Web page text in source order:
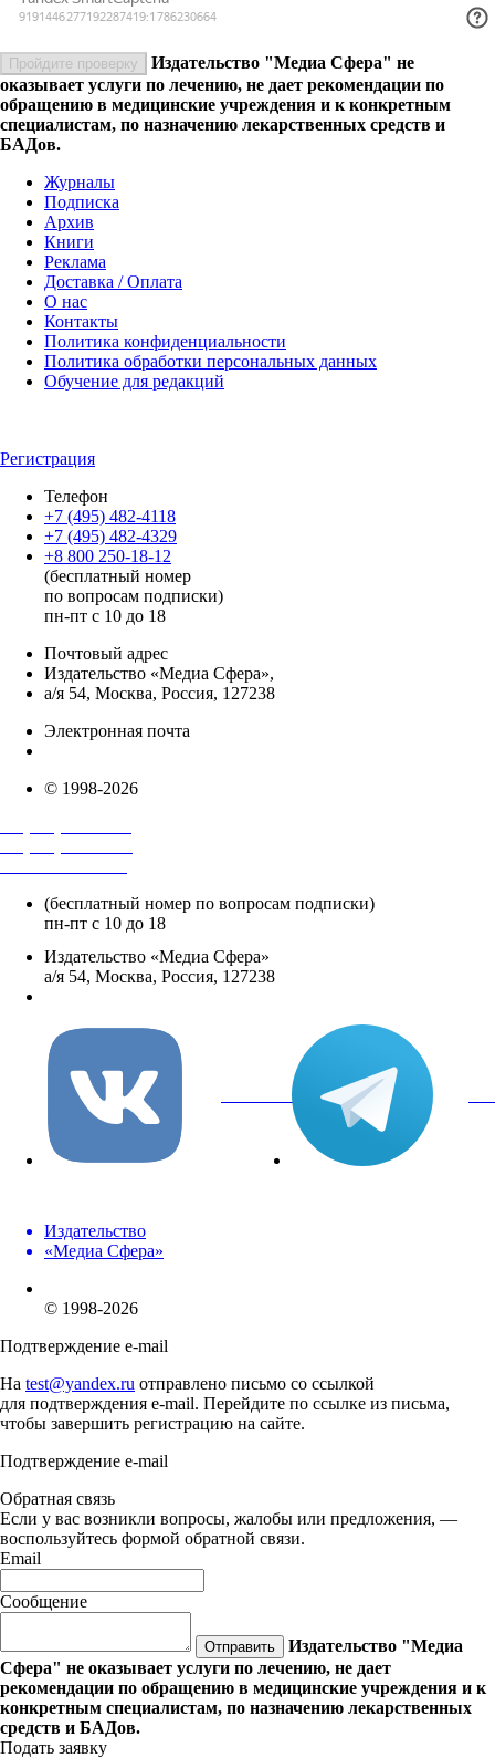
Пройдите проверку
Издательство "Медиа Сфера" не
оказывает услуги по лечению, не дает рекомендации по
обращению в медицинские учреждения и к конкретным
специалистам, по назначению лекарственных средств и
БАДов.
Журналы
Подписка
Архив
Книги
Реклама
Доставка / Оплата
О нас
Контакты
Политика конфиденциальности
Политика обработки персональных данных
Обучение для редакций
Регистрация
Телефон
+7 (495) 482-4118
+7 (495) 482-4329
+8 800 250-18-12
(бесплатный номер
по вопросам подписки)
пн-пт с 10 до 18
Почтовый адрес
Издательство «Медиа Сфера»,
а/я 54, Москва, Россия, 127238
Электронная почта
© 1998-2026
(бесплатный номер по вопросам подписки)
пн-пт с 10 до 18
Издательство «Медиа Сфера»
а/я 54, Москва, Россия, 127238
вКонтакте
Издательство
«Медиа Сфера»
© 1998-2026
Подтверждение e-mail
На test@yandex.ru отправлено письмо со ссылкой
для подтверждения e-mail. Перейдите по ссылке из письма,
чтобы завершить регистрацию на сайте.
Подтверждение e-mail
Обратная связь
Если у вас возникли вопросы, жалобы или предложения, —
воспользуйтесь формой обратной связи.
Email
Сообщение
Отправить
Издательство "Медиа
Сфера" не оказывает услуги по лечению, не дает
рекомендации по обращению в медицинские учреждения и к
конкретным специалистам, по назначению лекарственных
средств и БАДов.
Подать заявку